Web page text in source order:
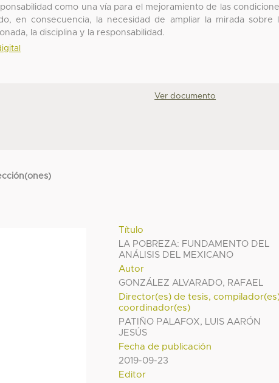
como una vía para el mejoramiento de las
en consecuencia, la necesidad de ampliar la mirada sobre
la disciplina y la responsabilidad.
Ver documento
Título
LA POBREZA: FUNDAMENTO DEL
ANÁLISIS DEL MEXICANO
Autor
GONZÁLEZ ALVARADO, RAFAEL
Director(es) de tesis,
coordinador(es)
PATIÑO PALAFOX, LUIS AARÓN
JESÚS
Fecha de publicación
2019-09-23
Editor